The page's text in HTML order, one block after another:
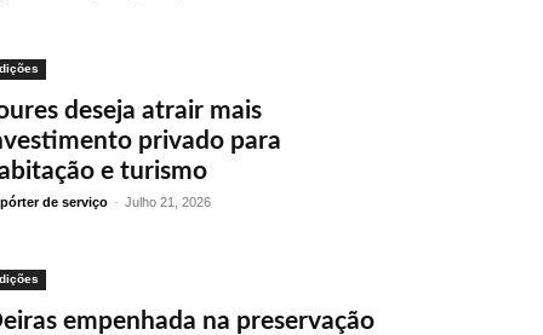
deseja atrair mais
privado para
e turismo
de serviço - Julho 21, 2026
empenhada na preservação